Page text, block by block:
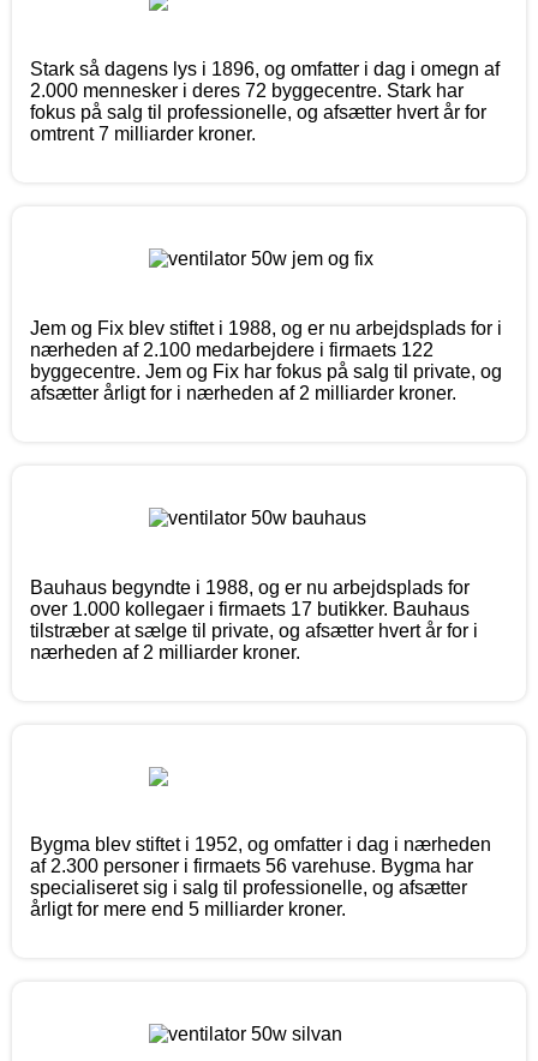
Stark så dagens lys i 1896, og omfatter i dag i omegn af
2.000 mennesker i deres 72 byggecentre. Stark har
fokus på salg til professionelle, og afsætter hvert år for
omtrent 7 milliarder kroner.
Jem og Fix blev stiftet i 1988, og er nu arbejdsplads for i
nærheden af 2.100 medarbejdere i firmaets 122
byggecentre. Jem og Fix har fokus på salg til private, og
afsætter årligt for i nærheden af 2 milliarder kroner.
Bauhaus begyndte i 1988, og er nu arbejdsplads for
over 1.000 kollegaer i firmaets 17 butikker. Bauhaus
tilstræber at sælge til private, og afsætter hvert år for i
nærheden af 2 milliarder kroner.
Bygma blev stiftet i 1952, og omfatter i dag i nærheden
af 2.300 personer i firmaets 56 varehuse. Bygma har
specialiseret sig i salg til professionelle, og afsætter
årligt for mere end 5 milliarder kroner.